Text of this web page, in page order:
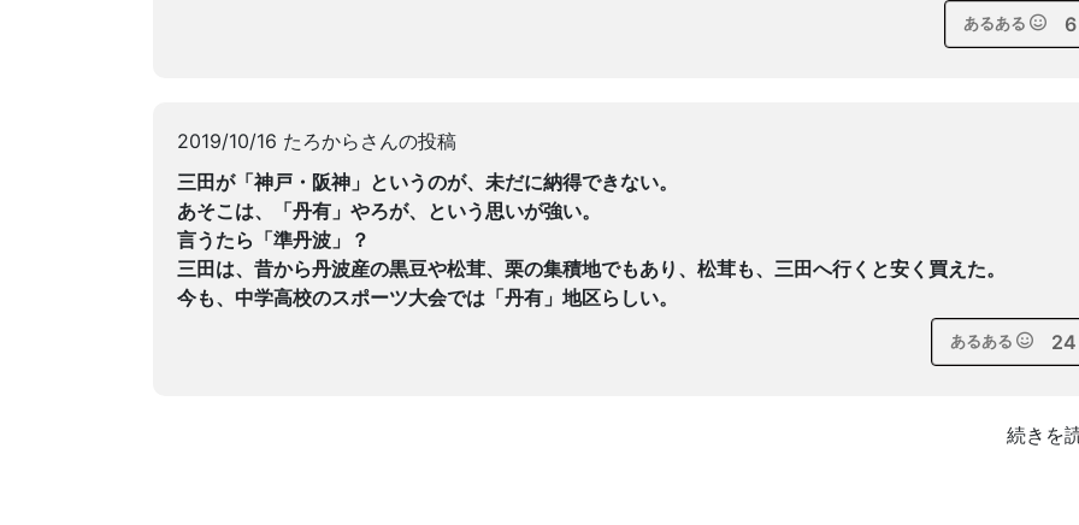
あるある 6
2019/10/16 たろからさんの投稿
三田が「神戸・阪神」というのが、未だに納得できない。
あそこは、「丹有」やろが、という思いが強い。
言うたら「準丹波」？
三田は、昔から丹波産の黒豆や松茸、栗の集積地でもあり、松茸も、三田へ行くと安く買えた。
今も、中学高校のスポーツ大会では「丹有」地区らしい。
あるある 24
続きを